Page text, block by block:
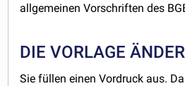
allgemeinen Vorschriften des
DIE VORLAGE
Sie füllen einen Vordruck aus.